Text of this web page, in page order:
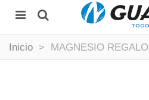
Inicio > MAGNESIO REGALO